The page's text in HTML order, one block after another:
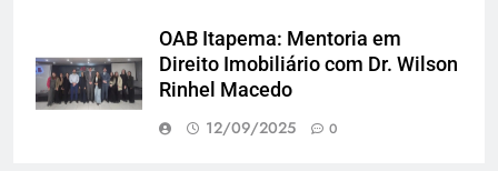
OAB Itapema: Mentoria em
Direito Imobiliário com Dr. Wilson
Rinhel Macedo
12/09/2025
0